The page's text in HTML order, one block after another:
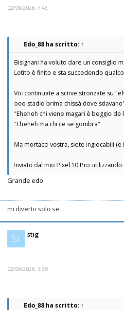
02/06/2026, 7:43
Edo_88 ha scritto: ↑
Bisignani ha voluto dare un consiglio
Lotito è finito e sta succedendo
Voi continuate a scrive stronzate su
ooo stadio brima chissà dove sdavano"
"Eheheh chi viene magari è beggio de
"Eheheh ma chi ce se gombra"
Ma mortacci vostra, siete ingiocabili (e
Inviato dal mio Pixel 10 Pro utilizzando
Grande edo
mi diverto solo se…
St stig
02/06/2026, 9:38
Edo_88 ha scritto: ↑